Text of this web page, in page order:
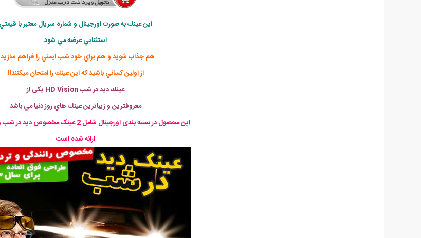
اين عينك به صورت اورجينال و شماره سريال معتبر با قيمتي
استثنايي عرضه مي شود
هم جذاب شويد و هم براي خود شب ايمني را فراهم
از اولين كساني باشيد كه اين عينك را امتحان ميكنند!!
عينك ديد در شب HD Vision يكي از
معروفترين و زيباترين عينك هاي روز دنيا مي باشد
این محصول در بسته بندی اورجینال شامل 2 عینک مخصوص دید در شب و مخصوص روز
ارائه شده است